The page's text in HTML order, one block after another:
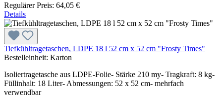
Regulärer Preis: 64,05 €
Details
Tiefkühltragetaschen, LDPE 18 l 52 cm x 52 cm "Frosty Times"
Bestelleinheit: Karton
Isoliertragetasche aus LDPE-Folie- Stärke 210 my- Tragkraft: 8 kg-
Füllinhalt: 18 Liter- Abmessungen: 52 x 52 cm- mehrfach
verwendbar